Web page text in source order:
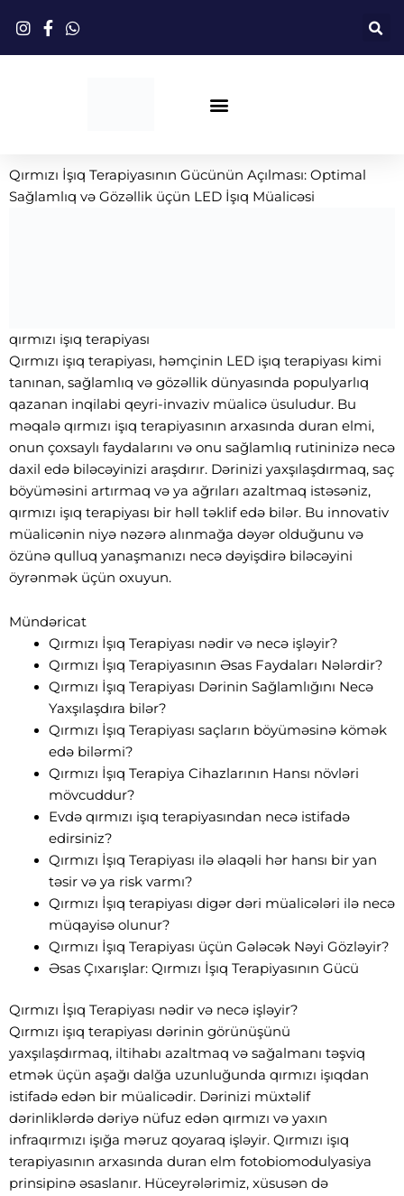
keçin
Qırmızı İşıq Terapiyasının Gücünün Açılması: Optimal
Sağlamlıq və Gözəllik üçün LED İşıq Müalicəsi
qırmızı işıq terapiyası
Qırmızı işıq terapiyası, həmçinin LED işıq terapiyası kimi
tanınan, sağlamlıq və gözəllik dünyasında populyarlıq
qazanan inqilabi qeyri-invaziv müalicə üsuludur. Bu
məqalə qırmızı işıq terapiyasının arxasında duran elmi,
onun çoxsaylı faydalarını və onu sağlamlıq rutininizə necə
daxil edə biləcəyinizi araşdırır. Dərinizi yaxşılaşdırmaq, saç
böyüməsini artırmaq və ya ağrıları azaltmaq istəsəniz,
qırmızı işıq terapiyası bir həll təklif edə bilər. Bu innovativ
müalicənin niyə nəzərə alınmağa dəyər olduğunu və
özünə qulluq yanaşmanızı necə dəyişdirə biləcəyini
öyrənmək üçün oxuyun.
Mündəricat
Qırmızı İşıq Terapiyası nədir və necə işləyir?
Qırmızı İşıq Terapiyasının Əsas Faydaları Nələrdir?
Qırmızı İşıq Terapiyası Dərinin Sağlamlığını Necə
Yaxşılaşdıra bilər?
Qırmızı İşıq Terapiyası saçların böyüməsinə kömək
edə bilərmi?
Qırmızı İşıq Terapiya Cihazlarının Hansı növləri
mövcuddur?
Evdə qırmızı işıq terapiyasından necə istifadə
edirsiniz?
Qırmızı İşıq Terapiyası ilə əlaqəli hər hansı bir yan
təsir və ya risk varmı?
Qırmızı İşıq terapiyası digər dəri müalicələri ilə necə
müqayisə olunur?
Qırmızı İşıq Terapiyası üçün Gələcək Nəyi Gözləyir?
Əsas Çıxarışlar: Qırmızı İşıq Terapiyasının Gücü
Qırmızı İşıq Terapiyası nədir və necə işləyir?
Qırmızı işıq terapiyası dərinin görünüşünü
yaxşılaşdırmaq, iltihabı azaltmaq və sağalmanı təşviq
etmək üçün aşağı dalğa uzunluğunda qırmızı işıqdan
istifadə edən bir müalicədir. Dərinizi müxtəlif
dərinliklərdə dəriyə nüfuz edən qırmızı və yaxın
infraqırmızı işığa məruz qoyaraq işləyir. Qırmızı işıq
terapiyasının arxasında duran elm fotobiomodulyasiya
prinsipinə əsaslanır. Hüceyrələrimiz, xüsusən də